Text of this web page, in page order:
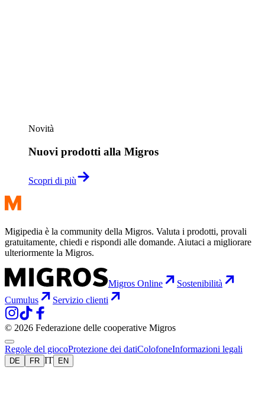
Novità
Nuovi prodotti alla Migros
Scopri di più
Migipedia è la community della Migros. Valuta i prodotti, provali
gratuitamente, chiedi e rispondi alle domande. Aiutaci a migliorare
ulteriormente la Migros.
Migros Online
Sostenibilità
Cumulus
Servizio clienti
© 2026 Federazione delle cooperative Migros
Regole del giocoProtezione dei datiColofoneInformazioni legali
DE FR IT EN